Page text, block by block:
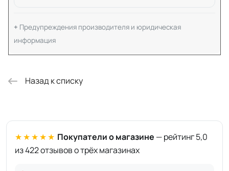
Предупреждения производителя и юридическая
информация
Назад к списку
★★★★★ Покупатели о магазине — рейтинг 5,0
из 422 отзывов о трёх магазинах